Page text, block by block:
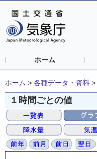
ホーム
ホーム > 各種データ・資料 >
１時間ごとの値